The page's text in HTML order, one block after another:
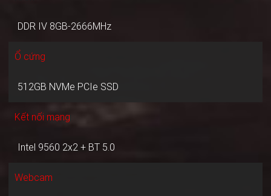
DDR IV 8GB-2666MHz
Ổ cứng
512GB NVMe PCIe SSD
Kết nối mạng
Intel 9560 2x2 + BT 5.0
Webcam